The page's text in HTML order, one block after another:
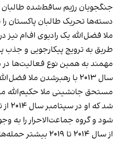
جنگجویان رژیم ساقط‌شده طالبان
دسته‌ها تحریک طالبان پاکستان را
ملا فضل‌الله یک‌ رادیوی اف‌ام نیز
طریق به ترویج پیکارجویی و جذب
مهمند به همین نوع فعالیت‌ها
سال ۲۰۱۳ با رهبر‌شدن ملا
مستحق جانشینی ملا حکیم‌الله
شد
شود و گروه جماعت‌الاحرار را به
از سال ۲۰۱۴ تا ۲۰۱۹